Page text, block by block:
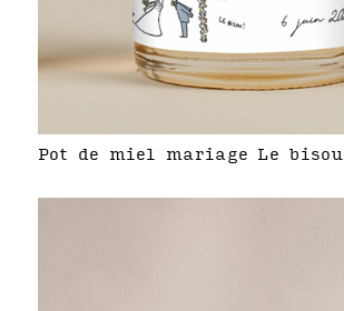
Pot de miel mariage Le bisou